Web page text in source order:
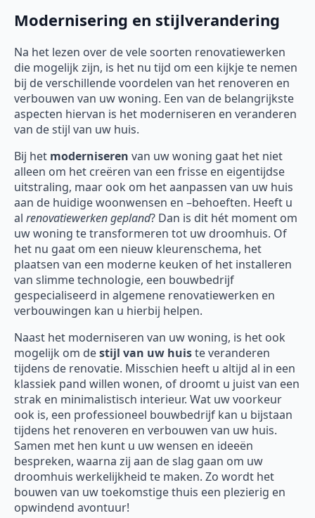
Modernisering en stijlverandering
Na het lezen over de vele soorten renovatiewerken
die mogelijk zijn, is het nu tijd om een kijkje te nemen
bij de verschillende voordelen van het renoveren en
verbouwen van uw woning. Een van de belangrijkste
aspecten hiervan is het moderniseren en veranderen
van de stijl van uw huis.
Bij het moderniseren van uw woning gaat het niet
alleen om het creëren van een frisse en eigentijdse
uitstraling, maar ook om het aanpassen van uw huis
aan de huidige woonwensen en –behoeften. Heeft u
al renovatiewerken gepland? Dan is dit hét moment om
uw woning te transformeren tot uw droomhuis. Of
het nu gaat om een nieuw kleurenschema, het
plaatsen van een moderne keuken of het installeren
van slimme technologie, een bouwbedrijf
gespecialiseerd in algemene renovatiewerken en
verbouwingen kan u hierbij helpen.
Naast het moderniseren van uw woning, is het ook
mogelijk om destijl van uw huiste veranderen
tijdens de renovatie. Misschien heeft u altijd al in een
klassiek pand willen wonen, of droomt u juist van een
strak en minimalistisch interieur. Wat uw voorkeur
ook is, een professioneel bouwbedrijf kan u bijstaan
tijdens het renoveren en verbouwen van uw huis.
Samen met hen kunt u uw wensen en ideeën
bespreken, waarna zij aan de slag gaan om uw
droomhuis werkelijkheid te maken. Zo wordt het
bouwen van uw toekomstige thuis een plezierig en
opwindend avontuur!